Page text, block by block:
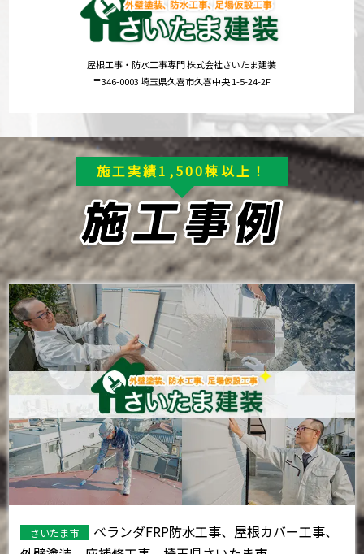
屋根工事・防水工事専門 株式会社さいたま建装
〒346-0003 埼玉県久喜市久喜中央 1-5-24-2F
施工実績1,500棟以上！
さいたま市
ベランダFRP防水工事、屋根カバー工事、